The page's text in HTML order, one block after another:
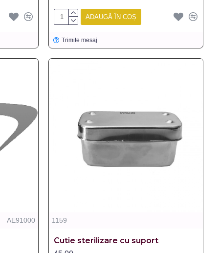
ADAUGĂ ÎN COȘ
Trimite mesaj
AE91000 1159
Cutie sterilizare cu suport